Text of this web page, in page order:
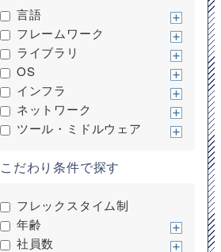
言語
フレームワーク
ライブラリ
OS
インフラ
ネットワーク
ツール・ミドルウェア
こだわり条件で探す
フレックスタイム制
年齢
社員数